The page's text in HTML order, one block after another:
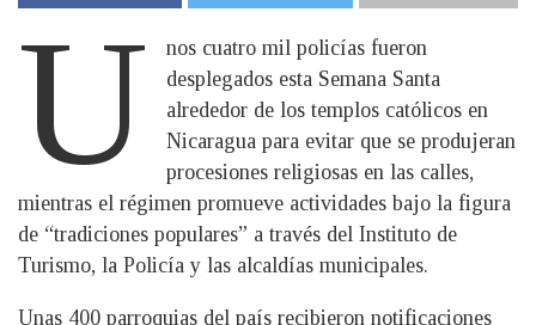
U
nos cuatro mil policías fueron
desplegados esta Semana Santa
alrededor de los templos católicos en
Nicaragua para evitar que se produjeran
procesiones religiosas en las calles,
mientras el régimen promueve actividades bajo la figura
de “tradiciones populares” a través del Instituto de
Turismo, la Policía y las alcaldías municipales.
Unas 400 parroquias del país recibieron notificaciones